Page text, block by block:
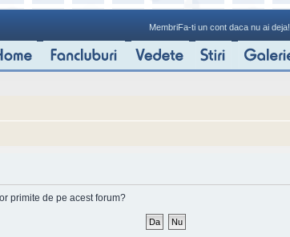
MembriFa-ti un cont daca nu ai deja!
primite de pe acest forum?